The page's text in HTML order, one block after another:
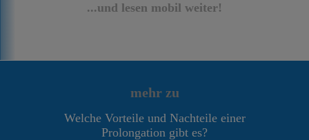
...und lesen mobil weiter!
mehr zu
Welche Vorteile und Nachteile einer
Prolongation gibt es?